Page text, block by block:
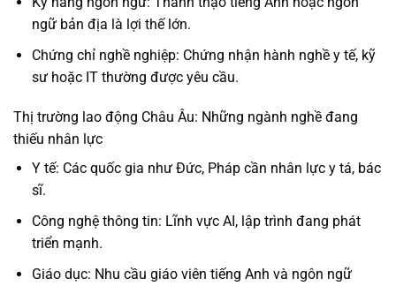
ngữ bản địa là lợi thế lớn.
Chứng chỉ nghề nghiệp: Chứng nhận hành nghề y tế, kỹ
sư hoặc IT thường được yêu cầu.
Thị trường lao động Châu Âu: Những ngành nghề đang
thiếu nhân lực
Y tế: Các quốc gia như Đức, Pháp cần nhân lực y tá, bác
sĩ.
Công nghệ thông tin: Lĩnh vực AI, lập trình đang phát
triển mạnh.
Giáo dục: Nhu cầu giáo viên tiếng Anh và ngôn ngữ